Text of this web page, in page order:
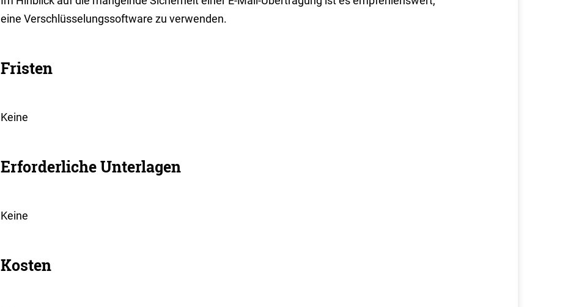
eine Verschlüsselungssoftware zu verwenden.
Fristen
Keine
Erforderliche Unterlagen
Keine
Kosten